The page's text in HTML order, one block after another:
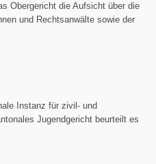
Obergericht die Aufsicht über die
und Rechtsanwälte sowie der
Instanz für zivil- und
Jugendgericht beurteilt es